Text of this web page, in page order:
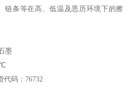
链条等在高、低温及恶历环境下的擦
墨
码：76732